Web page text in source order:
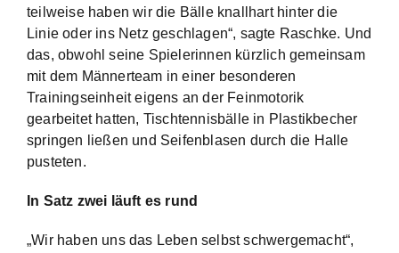
teilweise haben wir die Bälle knallhart hinter die
Linie oder ins Netz geschlagen“, sagte Raschke. Und
das, obwohl seine Spielerinnen kürzlich gemeinsam
mit dem Männerteam in einer besonderen
Trainingseinheit eigens an der Feinmotorik
gearbeitet hatten, Tischtennisbälle in Plastikbecher
springen ließen und Seifenblasen durch die Halle
pusteten.
In Satz zwei läuft es rund
„Wir haben uns das Leben selbst schwergemacht“,